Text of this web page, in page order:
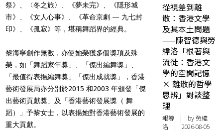
祭》、〈冬之旅〉、《夢未完》、《隱形城
市》、《女人心事》、《革命京劇 — 九七封
印》、《孤寂》等，堪稱舞蹈界的經典。
黎海寧創作無數，亦使她榮獲多個獎項及殊
榮，如「舞蹈家年獎」、「傑出編舞獎」、
「最值得表揚編舞獎」「傑出成就獎」，香港
藝術發展局亦分別於2015 和2003 年頒發「傑
出藝術貢獻獎」及「香港藝術發展獎（ 舞
蹈）」予黎女士，以表揚她對香港藝術發展的
重大貢獻。
從視差到離
散：香港文學
及其本土問題
——陳智德與勞
緯洛「根著與
流徙：香港文
學的空間記憶
× 離散的哲學
思辨」對談整
理
報導 | by 勞緯
洛 | 2026-08-05